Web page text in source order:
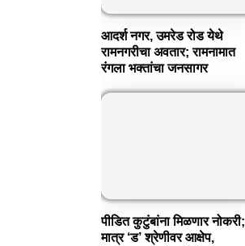
आदर्श नगर, उमरेड रोड येथे
रामनगरीचा अवतार; रामनामात
रंगला भक्तांचा जनसागर
पीडित कुटुंबांना मिळणार नोकरी;
मात्र ‘ड’ श्रेणीवर आक्षेप,